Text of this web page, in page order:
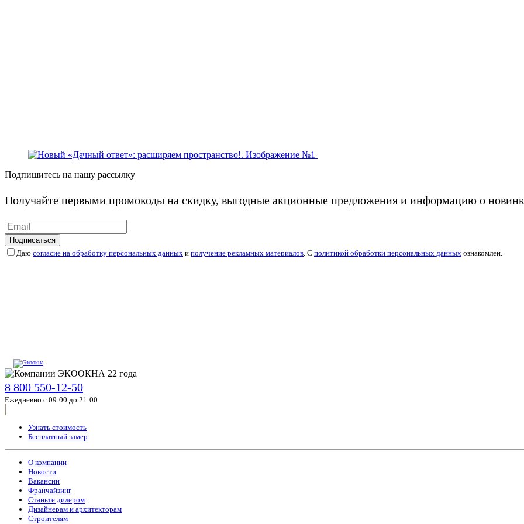
Подпишитесь на нашу рассылку
Получайте первыми промокоды на скидку, выгодные акционные предложения и информацию о
Подписаться
Даю согласие на обработку персональных данных и получение рекламных материалов . С политикой обработки персональных данных ознакомлен.
8 800 550-12-50
Ежедневно с 09:00 до 21:00
Узнать стоимость
Бесплатный замер
О компании
Новости
Вакансии
Франчайзинг
Станьте дилером
Дизайнерам и архитекторам
Строителям